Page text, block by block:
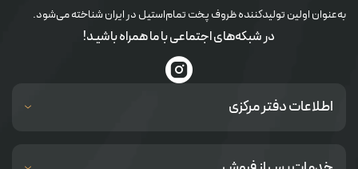
به‌عنوان اولین تولیدکننده ظروف پخت تمام‌استیل در ایران شناخته می‌شود.
در شبکه‌های اجتماعی با ما همراه باشیـد!
اطلاعات دفتر مرکزی